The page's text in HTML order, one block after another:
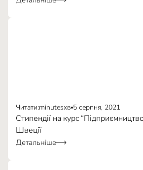
Читати:minutesхв 5 серпня, 2021
Стипендії на курс
Швеції
Детальніше